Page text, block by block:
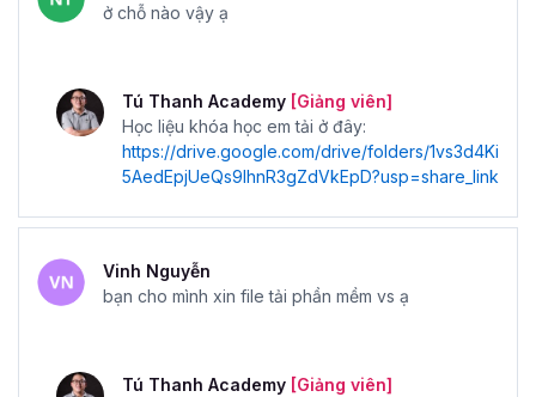
ở chỗ nào vậy ạ
Tú Thanh Academy [Giảng viên]
Học liệu khóa học em tải ở đây:
https://drive.google.com/drive/folders/1vs3d4Ki
5AedEpjUeQs9IhnR3gZdVkEpD?usp=share_link
Vinh Nguyễn
bạn cho mình xin file tải phần mềm vs ạ
Tú Thanh Academy [Giảng viên]